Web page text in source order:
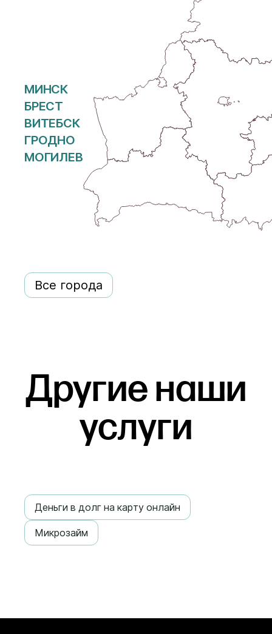
МИНСК
БРЕСТ
ВИТЕБСК
ГРОДНО
МОГИЛЕВ
Все города
Другие наши
услуги
Деньги в долг на карту онлайн
Микрозайм